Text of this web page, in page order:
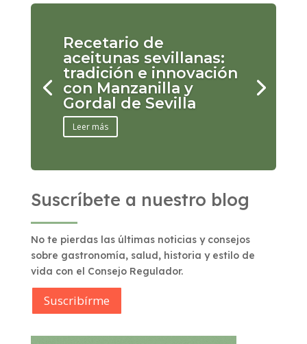
Recetario de
aceitunas sevillanas:
tradición e innovación
con Manzanilla y
Gordal de Sevilla
Leer más
Suscríbete a nuestro blog
No te pierdas las últimas noticias y consejos
sobre gastronomía, salud, historia y estilo de
vida con el Consejo Regulador.
Suscribírme